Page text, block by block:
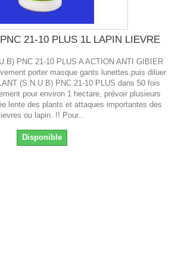
21-10 PLUS 1L LAPIN LIEVRE
PNC 21-10 PLUS A ACTION ANTI GIBIER
porter masque gants lunettes,puis diluer
(S.N.U.B) PNC 21-10 PLUS dans 50 fois
pour environ 1 hectare, prévoir plusieurs
lente des plants et attaques importantes des
lievres ou lapin. !! Pour...
Disponible